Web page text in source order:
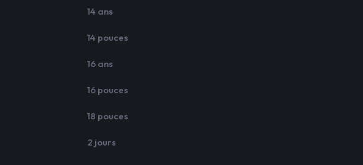
14 ans
14 pouces
16 ans
16 pouces
18 pouces
2 jours